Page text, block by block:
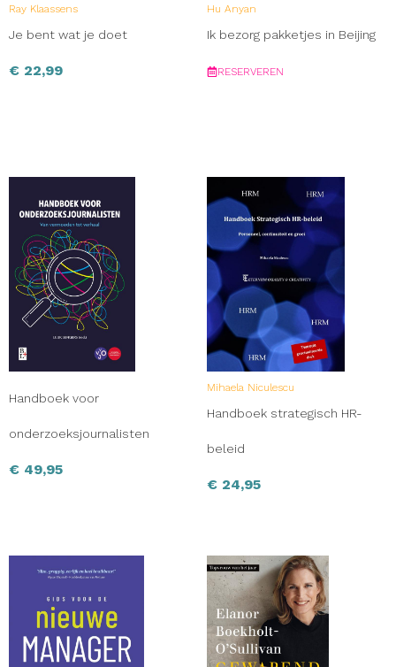
Ray Klaassens
Je bent wat je doet
€ 22,99
Hu Anyan
Ik bezorg pakketjes in Beijing
RESERVEREN
Handboek voor
onderzoeksjournalisten
€ 49,95
Mihaela Niculescu
Handboek strategisch HR-
beleid
€ 24,95